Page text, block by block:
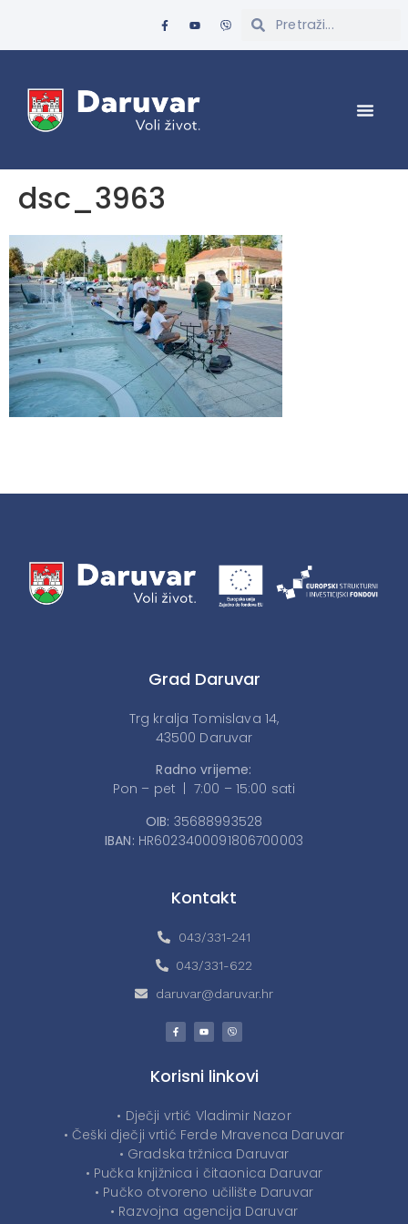
dsc_3963
Grad Daruvar
Trg kralja Tomislava 14,
43500 Daruvar
Radno vrijeme:
Pon – pet | 7:00 – 15:00 sati
OIB: 35688993528
IBAN: HR6023400091806700003
Kontakt
043/331-241
043/331-622
daruvar@daruvar.hr
Korisni linkovi
• Dječji vrtić Vladimir Nazor
• Češki dječji vrtić Ferde Mravenca Daruvar
• Gradska tržnica Daruvar
• Pučka knjižnica i čitaonica Daruvar
• Pučko otvoreno učilište Daruvar
• Razvojna agencija Daruvar